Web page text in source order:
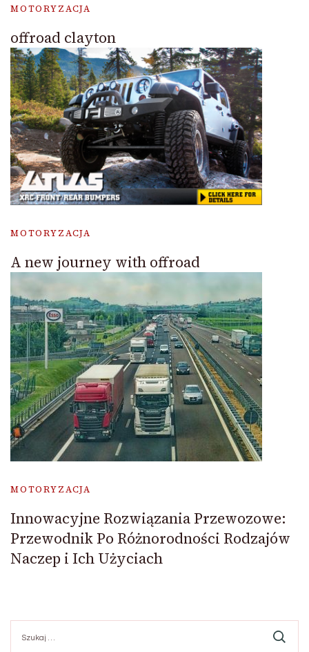
MOTORYZACJA
offroad clayton
MOTORYZACJA
A new journey with offroad
MOTORYZACJA
Innowacyjne Rozwiązania Przewozowe:
Przewodnik Po Różnorodności Rodzajów
Naczep i Ich Użyciach